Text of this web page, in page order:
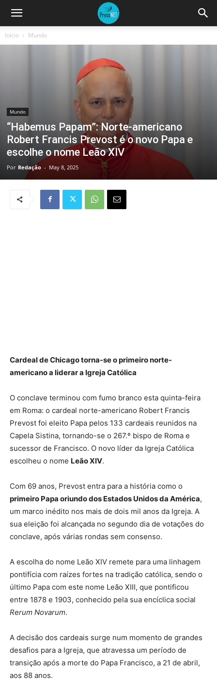
Início Mundo
Mundo
“Habemus Papam”: Norte-americano
Robert Francis Prevost é o novo Papa e
escolhe o nome Leão XIV
Por Redação - May 8, 2025
Cardeal de Chicago torna-se o primeiro norte-
americano a liderar a Igreja Católica
O conclave terminou com fumo branco esta quinta-feira
em Roma: o cardeal norte-americano Robert Francis
Prevost foi eleito Papa pelos 133 cardeais reunidos na
Capela Sistina, tornando-se o 267.º bispo de Roma e
sucessor de Francisco. O novo líder da Igreja Católica
escolheu o nome Leão XIV.
Com 69 anos, Prevost entra para a história como o
primeiro Papa oriundo dos Estados Unidos da América,
um marco inédito nos mais de dois mil anos da Igreja. A
sua eleição foi alcançada no segundo dia de votações do
conclave, após várias rondas sem consenso.
A escolha do nome Leão XIV remete para uma linhagem
pontifícia com raízes fortes na tradição católica, sendo o
último Papa com este nome Leão XIII, que pontificou
entre 1878 e 1903, conhecido pela sua encíclica social
Rerum Novarum.
A decisão dos cardeais surge num momento de grandes
desafios para a Igreja, que atravessa um período de
transição após a morte do Papa Francisco, a 21 de abril,
aos 88 anos.